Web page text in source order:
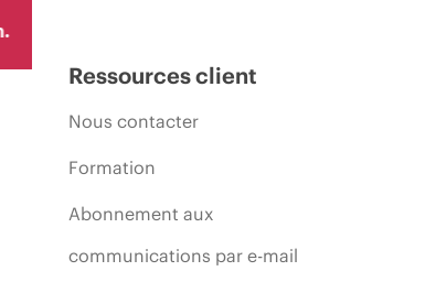
Ressources client
Nous contacter
Formation
Abonnement aux
communications par e-mail